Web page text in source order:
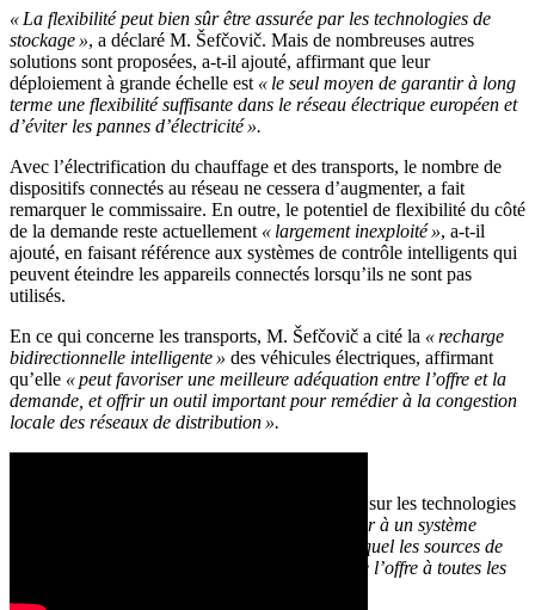
« La flexibilité peut bien sûr être assurée par les technologies de
stockage », a déclaré M. Šefčovič. Mais de nombreuses autres
solutions sont proposées, a-t-il ajouté, affirmant que leur
déploiement à grande échelle est « le seul moyen de garantir à long
terme une flexibilité suffisante dans le réseau électrique européen et
d’éviter les pannes d’électricité ».
Avec l’électrification du chauffage et des transports, le nombre de
dispositifs connectés au réseau ne cessera d’augmenter, a fait
remarquer le commissaire. En outre, le potentiel de flexibilité du côté
de la demande reste actuellement « largement inexploité », a-t-il
ajouté, en faisant référence aux systèmes de contrôle intelligents qui
peuvent éteindre les appareils connectés lorsqu’ils ne sont pas
utilisés.
En ce qui concerne les transports, M. Šefčovič a cité la « recharge
bidirectionnelle intelligente » des véhicules électriques, affirmant
qu’elle « peut favoriser une meilleure adéquation entre l’offre et la
demande, et offrir un outil important pour remédier à la congestion
locale des réseaux de distribution ».
Toutes ces solutions ont en commun de reposer sur les technologies
« permet de passer à un système
énergétique distribué multidirectionnel, dans lequel les sources de
demande participent activement à l’équilibre de l’offre à toutes les